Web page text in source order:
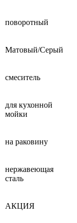
поворотный
Матовый/Серый
смеситель
для кухонной
мойки
на раковину
нержавеющая
сталь
АКЦИЯ